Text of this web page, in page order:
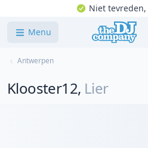
Niet tevreden,
Menu
Antwerpen
Klooster12, Lier